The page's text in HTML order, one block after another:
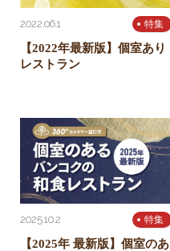
2022.06.1 特集
【2022年最新版】個室あり
レストラン
2025.10.2 特集
【2025年 最新版】個室のあ